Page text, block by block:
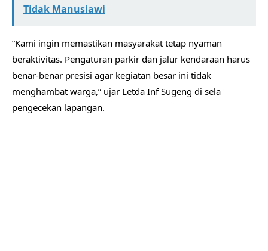
Tidak Manusiawi
​”Kami ingin memastikan masyarakat tetap nyaman
beraktivitas. Pengaturan parkir dan jalur kendaraan harus
benar-benar presisi agar kegiatan besar ini tidak
menghambat warga,” ujar Letda Inf Sugeng di sela
pengecekan lapangan.